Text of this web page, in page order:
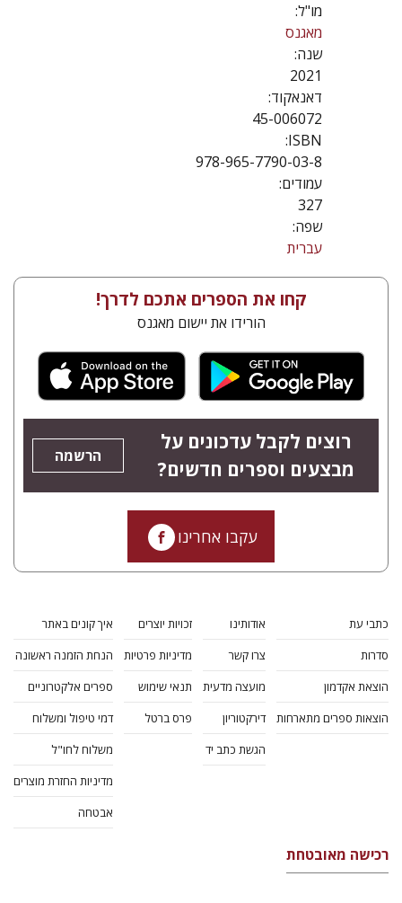
מו"ל:
מאגנס
שנה:
2021
דאנאקוד:
45-006072
ISBN:
978-965-7790-03-8
עמודים:
327
שפה:
עברית
קחו את הספרים אתכם לדרך!
הורידו את יישום מאגנס
רוצים לקבל עדכונים על
מבצעים וספרים חדשים?
הרשמה
עקבו אחרינו
כתבי עת
סדרות
הוצאת אקדמון
הוצאות ספרים מתארחות
אודותינו
צרו קשר
מועצה מדעית
דירקטוריון
הגשת כתב יד
זכויות יוצרים
מדיניות פרטיות
תנאי שימוש
פרס ברטל
איך קונים באתר
הנחת הזמנה ראשונה
ספרים אלקטרוניים
דמי טיפול ומשלוח
משלוח לחו"ל
מדיניות החזרת מוצרים
אבטחה
רכישה מאובטחת